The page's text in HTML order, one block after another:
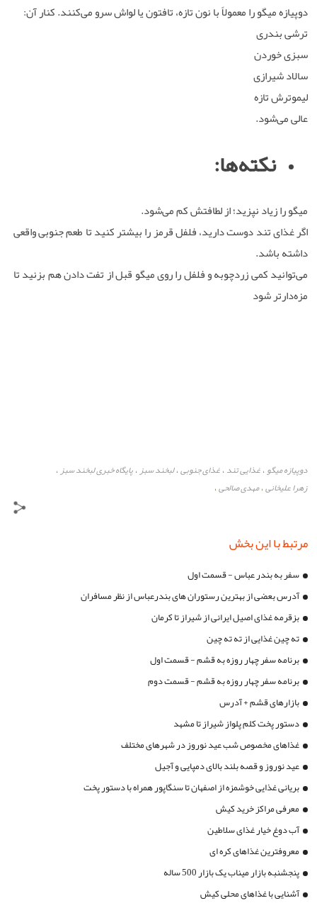
دوپیازه میگو را معمولاً با نون تازه، تافتون یا لواش سرو می‌کنند. کنار آن:
ترشی بندری
سبزی خوردن
سالاد شیرازی
لیموترش تازه
عالی می‌شود.
نکته‌ها:
میگو را زیاد نپزید؛ از لطافتش کم می‌شود.
اگر غذای تند دوست دارید، فلفل قرمز را بیشتر کنید تا طعم جنوبی واقعی
داشته باشد.
می‌توانید کمی زردچوبه و فلفل را روی میگو قبل از تفت دادن هم بزنید تا
مزه‌دارتر شود
دوپیازه میگو،غذایی تند ،غذای جنوبی،لبخند سبز،پایگاه خبری لبخند سبز،
زهرا علیخانی،مهدی صالحی،
مرتبط با این بخش
سفر به بندر عباس - قسمت اول
آدرس بعضی از بهترین رستوران های بندرعباس از نظر مسافران
بزقرمه غذای اصیل ایرانی از شیراز تا کرمان
ته چین غذایی از ته ته چین
برنامه سفر چهار روزه به قشم - قسمت اول
برنامه سفر چهار روزه به قشم - قسمت دوم
بازارهای قشم + آدرس
دستور پخت کلم پلواز شیراز تا مشهد
غذاهای مخصوص شب عید نوروز در شهرهای مختلف
عید نوروز و قصه بلند بالای دمپایی و آجیل
بریانی غذایی خوشمزه از اصفهان تا سنگاپور همراه با دستور پخت
معرفی مراکز خرید کیش
آب دوغ خیار غذای سلاطین
معروفترین غذاهای کره ای
پنجشنبه بازار میناب یک بازار 500 ساله
آشنایی با غذاهای محلی کیش